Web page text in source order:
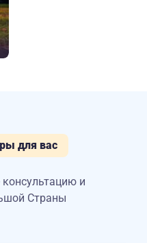
для вас
консультацию и
Страны